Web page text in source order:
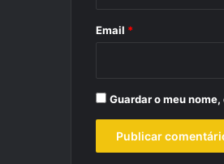
*
Email *
Guardar o meu